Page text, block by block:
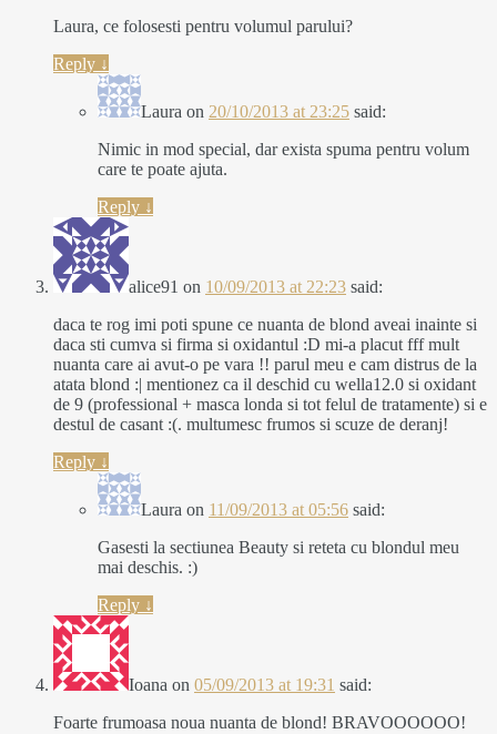
Laura, ce folosesti pentru volumul parului?
Reply ↓
Laura on 20/10/2013 at 23:25 said:
Nimic in mod special, dar exista spuma pentru volum
care te poate ajuta.
Reply ↓
alice91 on 10/09/2013 at 22:23 said:
daca te rog imi poti spune ce nuanta de blond aveai inainte si
daca sti cumva si firma si oxidantul :D mi-a placut fff mult
nuanta care ai avut-o pe vara !! parul meu e cam distrus de la
atata blond :| mentionez ca il deschid cu wella12.0 si oxidant
de 9 (professional + masca londa si tot felul de tratamente) si e
destul de casant :(. multumesc frumos si scuze de deranj!
Reply ↓
Laura on 11/09/2013 at 05:56 said:
Gasesti la sectiunea Beauty si reteta cu blondul meu
mai deschis. :)
Reply ↓
Ioana on 05/09/2013 at 19:31 said:
Foarte frumoasa noua nuanta de blond! BRAVOOOOOO!